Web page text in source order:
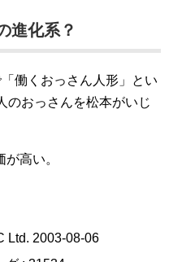
進化系？
働くおっさん人形」とい
のおっさんを松本がいじ
高い。
Ltd. 2003-08-06